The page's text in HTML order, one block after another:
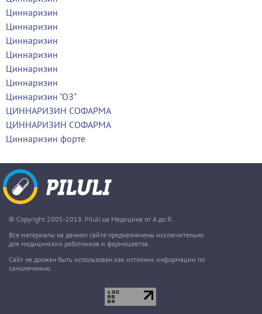
Циннаризин
Циннаризин
Циннаризин
Циннаризин
Циннаризин
Циннаризин
Циннаризин "ОЗ"
ЦИННАРИЗИН СОФАРМА
ЦИННАРИЗИН СОФАРМА
Циннаризин форте
© Copyright 2005-2018. Piluli.ua Медицина от А до Я.
Все материалы на данном сайте предназначены исключительно
для медицинских работников и фармацевтов.
Сайт не должен быть использован как источник информации по
самолечению.